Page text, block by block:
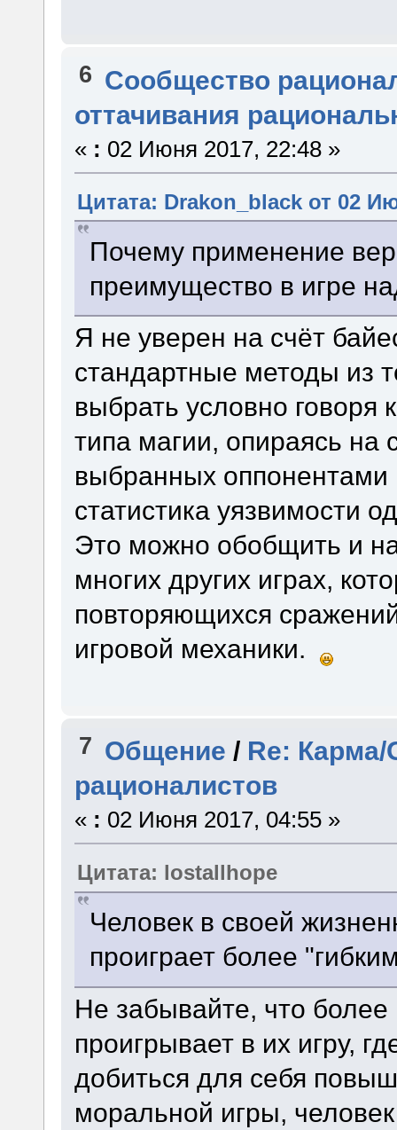
6 Сообщество
оттачивания
« : 02 Июня 2017, 22:48 »
Цитата: Drakon_black от 02
Почему применение
преимущество в игре
Я не уверен на счёт
стандартные методы из
выбрать условно говоря
типа магии, опираясь на
выбранных оппонентами
статистика уязвимости
Это можно обобщить и
многих других играх,
повторяющихся
игровой механики.
7 Общение / Re: Карма/
рационалистов
« : 02 Июня 2017, 04:55 »
Цитата: lostallhope
Человек в своей
проиграет более
Не забывайте, что
проигрывает в их игру,
добиться для себя
моральной игры,